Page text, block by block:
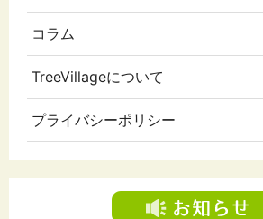
コラム
TreeVillageについて
プライバシーポリシー